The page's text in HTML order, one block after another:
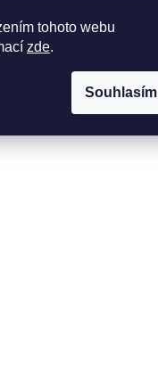
tohoto webu
zde.
Souhlasím